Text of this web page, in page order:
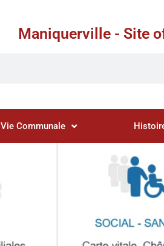
Maniquerville - Site
Vie Communale